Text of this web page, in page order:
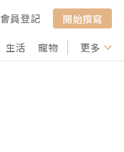
會員登記
開始撰寫
生活 寵物 行山 打卡
更多